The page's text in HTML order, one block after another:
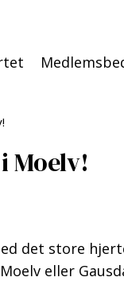
Moelv!
det store
eller